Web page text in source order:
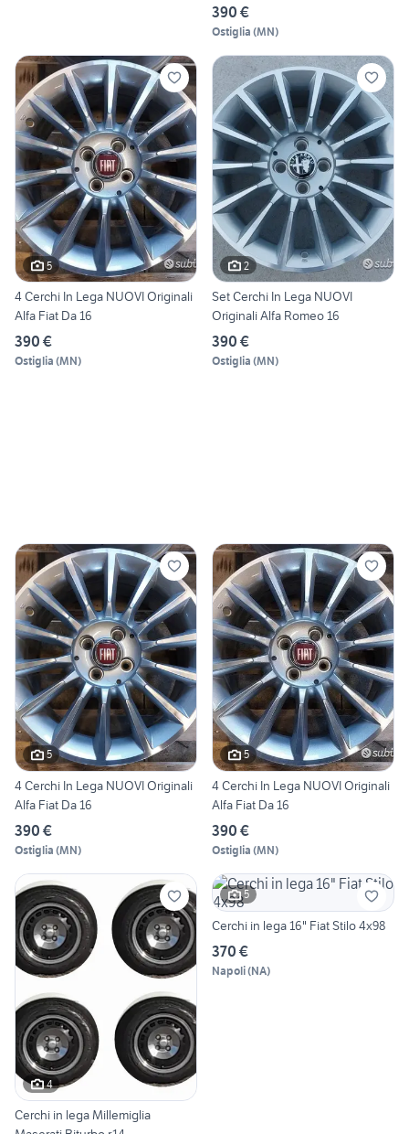
390 €
Ostiglia (MN)
5
4 Cerchi In Lega NUOVI Originali
Alfa Fiat Da 16
390 €
Ostiglia (MN)
2
Set Cerchi In Lega NUOVI
Originali Alfa Romeo 16
390 €
Ostiglia (MN)
5
4 Cerchi In Lega NUOVI Originali
Alfa Fiat Da 16
390 €
Ostiglia (MN)
5
4 Cerchi In Lega NUOVI Originali
Alfa Fiat Da 16
390 €
Ostiglia (MN)
4
Cerchi in lega Millemiglia
5
Cerchi in lega 16" Fiat Stilo 4x98
370 €
Napoli(NA)